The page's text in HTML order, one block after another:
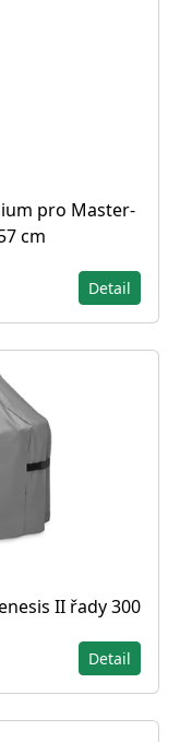
pro Master-
cm
Detail
II řady 300
Detail